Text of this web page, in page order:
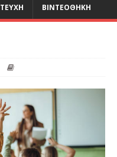
ΤΕΥΧΗ ΒΙΝΤΕΟΘΗΚΗ